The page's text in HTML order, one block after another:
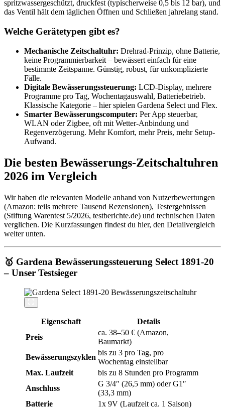
spritzwassergeschützt, druckfest (typischerweise 0,5 bis 12 bar), und
das Ventil hält dem täglichen Öffnen und Schließen jahrelang stand.
Welche Gerätetypen gibt es?
Mechanische Zeitschaltuhr: Drehrad-Prinzip, ohne Batterie,
keine Programmierbarkeit – bewässert einfach für eine
bestimmte Zeitspanne. Günstig, robust, für unkomplizierte
Fälle.
Digitale Bewässerungssteuerung: LCD-Display, mehrere
Programme pro Tag, Wochentagauswahl, Batteriebetrieb.
Klassische Kategorie – hier spielen Gardena Select und Flex.
Smarter Bewässerungscomputer: Per App steuerbar,
WLAN oder Zigbee, oft mit Wetter-Anbindung und
Regenverzögerung. Mehr Komfort, mehr Preis, mehr Setup-
Aufwand.
Die besten Bewässerungs-Zeitschaltuhren
2026 im Vergleich
Wir haben die relevanten Modelle anhand von Nutzerbewertungen
(Amazon: teils mehrere Tausend Rezensionen), Testergebnissen
(Stiftung Warentest 5/2026, testberichte.de) und technischen Daten
verglichen. Die Kurzfassungen findest du hier, den Detailvergleich
weiter unten.
🥇 Gardena Bewässerungssteuerung Select 1891-20
– Unser Testsieger
Eigenschaft
Details
Preis
ca. 38–50 € (Amazon,
Baumarkt)
Bewässerungszyklen
bis zu 3 pro Tag, pro
Wochentag einstellbar
Max. Laufzeit
bis zu 8 Stunden pro Programm
Anschluss
G 3/4″ (26,5 mm) oder G1″
(33,3 mm)
Batterie
1x 9V (Laufzeit ca. 1 Saison)